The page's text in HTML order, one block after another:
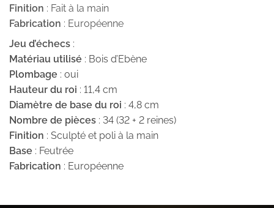
Finition : Fait à la main
Fabrication : Européenne
Jeu d’échecs :
Matériau utilisé : Bois d’Ebène
Plombage : oui
Hauteur du roi : 11,4 cm
Diamètre de base du roi : 4,8 cm
Nombre de pièces : 34 (32 + 2 reines)
Finition : Sculpté et poli à la main
Base : Feutrée
Fabrication : Européenne